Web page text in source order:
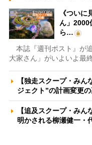
《つい
ん」2000
ら…
本誌『週刊ポスト』が
大家さん」がいよいよ最
【独走スクープ・み
ジェクト”の計画変更
【追及スクープ・み
明かされる柳瀬健一・